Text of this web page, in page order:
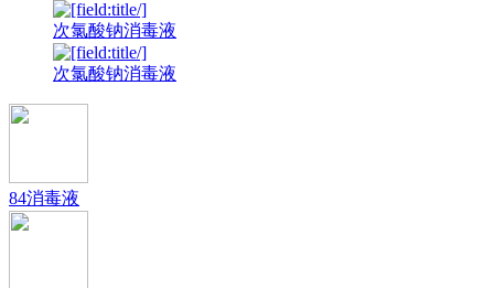
次氯酸钠消毒液
次氯酸钠消毒液
84消毒液